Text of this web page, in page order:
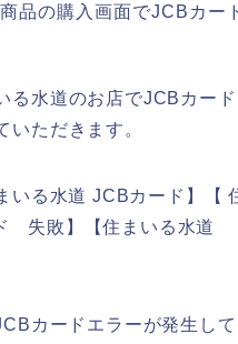
品の購入画面でJCBカー
る水道のお店でJCBカード
ただきます。
いる水道 JCBカード】【
失敗】【住まいる水道
カードエラーが発生して